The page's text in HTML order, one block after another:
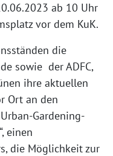
ab 10 Uhr
vor dem KuK.
die
sowie der ADFC,
ihre aktuellen
Ort an den
Gardening-
einen
die Möglichkeit zur